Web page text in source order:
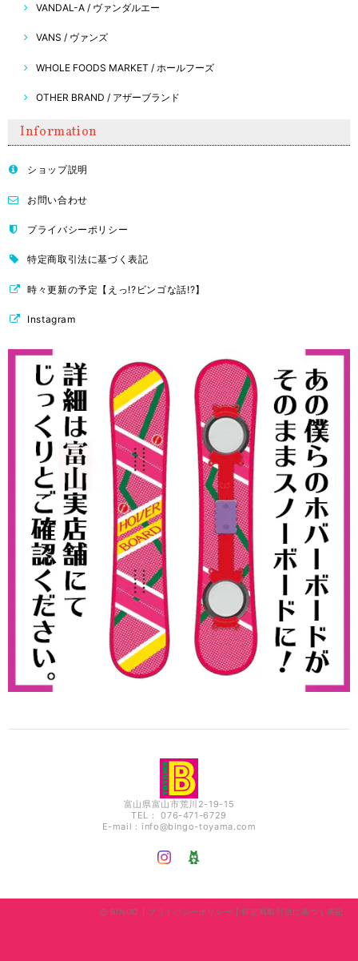
VANDAL-A / ヴァンダルエー
VANS / ヴァンズ
WHOLE FOODS MARKET / ホールフーズ
OTHER BRAND / アザーブランド
Information
ショップ説明
お問い合わせ
プライバシーポリシー
特定商取引法に基づく表記
時々更新の予定【えっ!?ビンゴな話!?】
Instagram
富山県富山市荒川2-19-15
TEL： 076-471-6729
E-mail： info@bingo-toyama.com
BINGO | プライバシーポリシー |特定商取引法に基づく表記